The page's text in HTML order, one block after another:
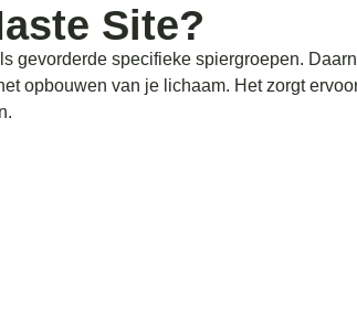
Site?
gevorderde specifieke spiergroepen.
opbouwen van je lichaam. Het zorgt